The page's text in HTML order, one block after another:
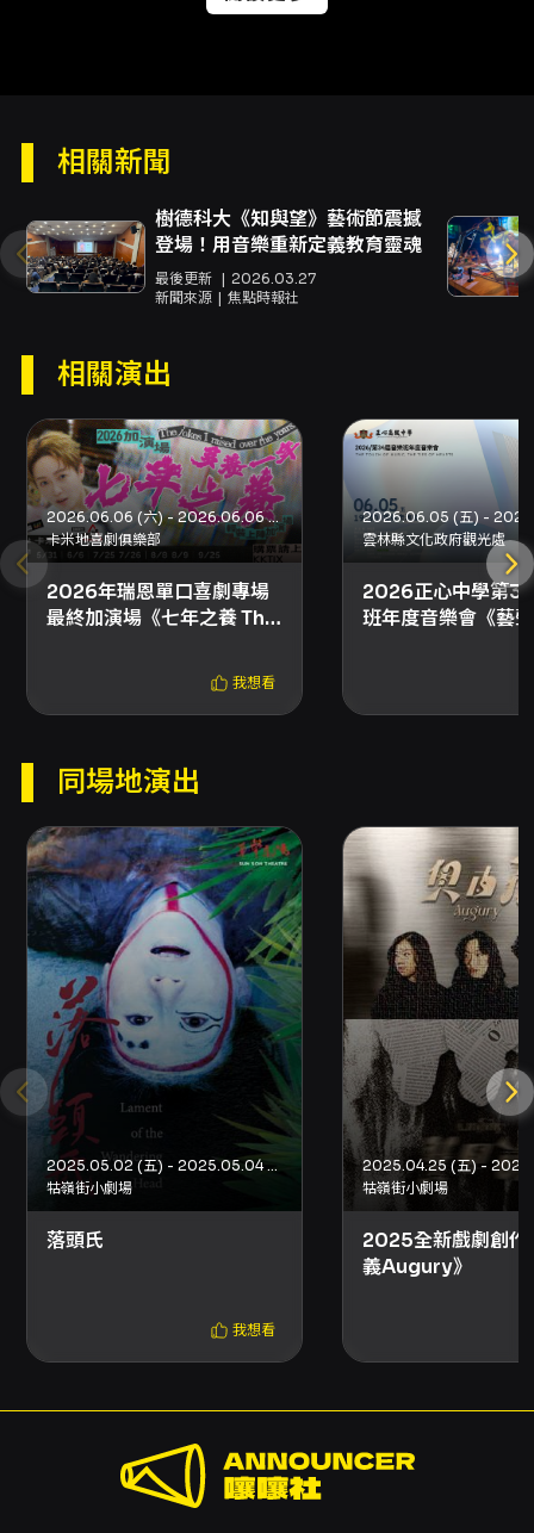
間與場次：彩排場：2026-06-04（週四）
20 起（原文以民國115年表示）。活動採全電子
Code，可於入場時出示手機或列印 QR Code
掃描入場。 創作與製作團隊（擇要）：指導老師
／導演：陳盈達；實習導演：陳夏婷、鄭羽晴；
執行製作：黃文暄；平面設計：林裕恩；舞臺監
瑋、謝雅筑、陳靜瑩、黃家義、黃稚喬、盧宥婕
位：樹德科技大學表演藝術系。劇團 IG：
https://www.instagram.com/
igsh=ZTBpcmQwNzVpaWd4 票務與活動頁面
（來源）：
https://rebornmonologue.kktix.cc/events/
備註：本欄資訊整理自活動頁面，演出內容、場
次與時刻以主辦單位公告為準。
注意事項
式，以免影響演出。 - 演出場地全面禁菸、禁止
飲食，請勿攜帶食物或飲料入場。 - 演出期間嚴
聲響的電子設備。 - 節目開演後請勿任意更換座
位、離席或交談，若干擾演出秩序，主辦單位得
請其離場。 - 演出全長約85～95分鐘無中場休
息，遲到或中途離席的觀眾須配合工作人員安排
適當時機進、離場。 - 成功索票後務必妥善保管
電子票（QR Code），遺失視同作廢；若無法確
認訂單，請至 KKTIX 會員帳戶查詢訂單記錄。 -
一旦索票完成，即視為同意上述注意事項。
相關新聞
樹德科大《知與望》藝術節震撼
登場！用音樂重新定義教育靈魂
最後更新
2026.03.27
新聞來源
焦點時報社
相關演出
2026.06.06 (六) - 2026.06.06 (六)
卡米地喜劇俱樂部
2026年瑞恩單口喜劇專場
最終加演場《七年之養 The
years》之再養一年！我想看
雲林縣文化政府觀光處
2026正心中學第
班年度音樂會《藝
同場地演出
2025.05.02 (五) - 2025.05.04 (日)
牯嶺街小劇場
落頭氏
我想看
牯嶺街小劇場
2025全新戲劇創作
義Augury》